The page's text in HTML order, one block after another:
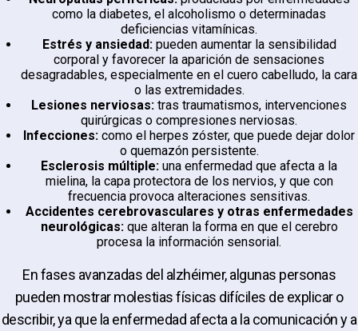
como la diabetes, el alcoholismo o determinadas
deficiencias vitamínicas.
Estrés y ansiedad:pueden aumentar la sensibilidad
corporal y favorecer la aparición de sensaciones
desagradables, especialmente en el cuero cabelludo, la cara
o las extremidades.
Lesiones nerviosas: tras traumatismos, intervenciones
quirúrgicas o compresiones nerviosas.
Infecciones: como el herpes zóster, que puede dejar dolor
o quemazón persistente.
Esclerosis múltiple: una enfermedad que afecta a la
mielina, la capa protectora de los nervios, y que con
frecuencia provoca alteraciones sensitivas.
Accidentes cerebrovasculares y otras enfermedades
neurológicas:que alteran la forma en que el cerebro
procesa la información sensorial.
En fases avanzadas del alzhéimer, algunas personas
pueden mostrar molestias físicas difíciles de explicar o
describir, ya que la enfermedad afecta a la comunicación y a